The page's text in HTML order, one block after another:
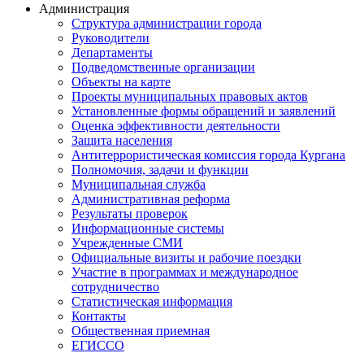
Администрация
Структура администрации города
Руководители
Департаменты
Подведомственные организации
Объекты на карте
Проекты муниципальных правовых актов
Установленные формы обращений и заявлений
Оценка эффективности деятельности
Защита населения
Антитеррористическая комиссия города Кургана
Полномочия, задачи и функции
Муниципальная служба
Административная реформа
Результаты проверок
Информационные системы
Учрежденные СМИ
Официальные визиты и рабочие поездки
Участие в программах и международное
сотрудничество
Статистическая информация
Контакты
Общественная приемная
ЕГИССО